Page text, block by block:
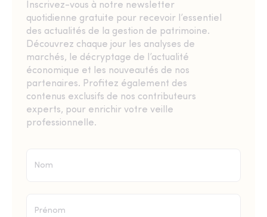
Inscrivez-vous à notre newsletter
quotidienne gratuite pour recevoir l’essentiel
des actualités de la gestion de patrimoine.
Découvrez chaque jour les analyses de
marchés, le décryptage de l’actualité
économique et les nouveautés de nos
partenaires. Profitez également des
contenus exclusifs de nos contributeurs
experts, pour enrichir votre veille
professionnelle.